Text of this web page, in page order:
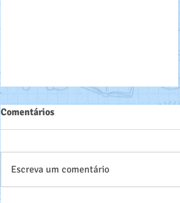
Comentários
Escreva um comentário